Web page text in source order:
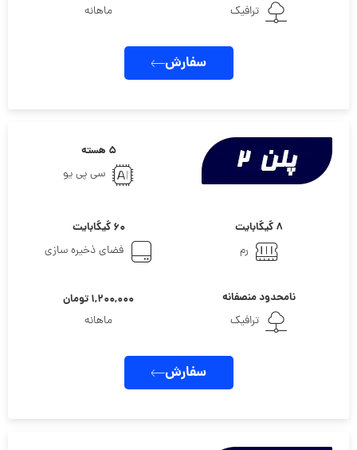
ترافیک
ماهانه
سفارش
۵ هسته
سی پی یو
۸ گیگابایت
رم
۶۰ گیگابایت
فضای ذخیره سازی
نامحدود منصفانه
ترافیک
۱,۲۰۰,۰۰۰ تومان
ماهانه
سفارش